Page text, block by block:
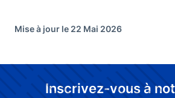
Mise à jour le 22 Mai 2026
Inscrivez-vous à